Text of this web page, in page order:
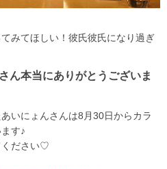
みてほしい！彼氏彼氏になり過ぎ
ん本当にありがとうございま
いにょんさんは8月30日からカラ
す♪
ください♡